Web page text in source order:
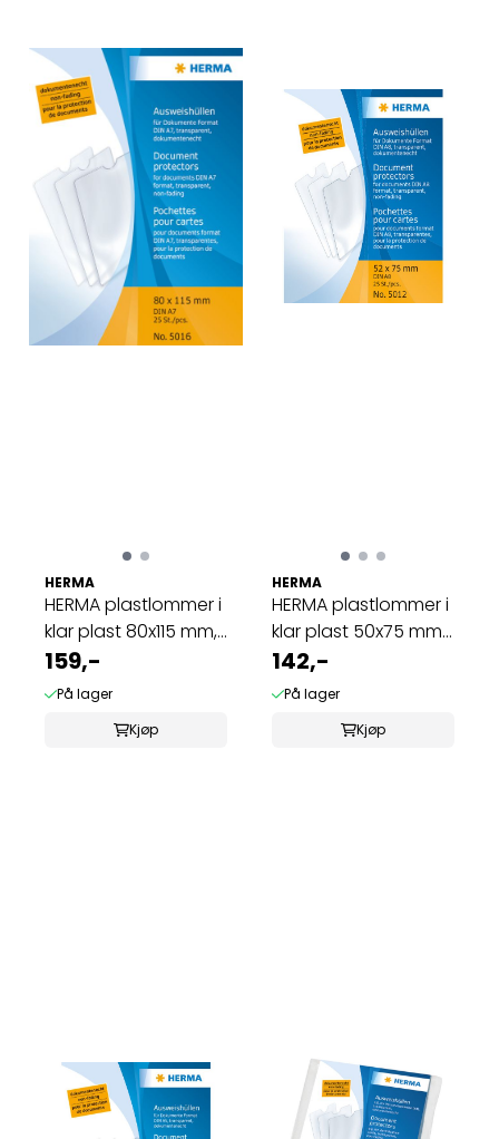
HERMA
HERMA plastlommer i
klar plast 80x115 mm,
A7 (25 ...
159,-
På lager
Kjøp
HERMA
HERMA plastlommer i
klar plast 50x75 mm,
A8 (25 ...
142,-
På lager
Kjøp